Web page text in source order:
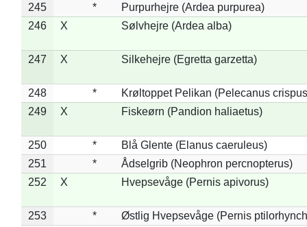
245 *
Purpurhejre (Ardea purpurea)
246
X Sølvhejre (Ardea alba)
247 X Silkehejre (Egretta garzetta)
248 *
Krøltoppet Pelikan (Pelecanus
249
X Fiskeørn (Pandion haliaetus)
250 *
Blå Glente (Elanus caeruleus)
251
*
Ådselgrib (Neophron percnopterus)
252
X Hvepsevåge (Pernis apivorus)
253 *
Østlig Hvepsevåge (Pernis